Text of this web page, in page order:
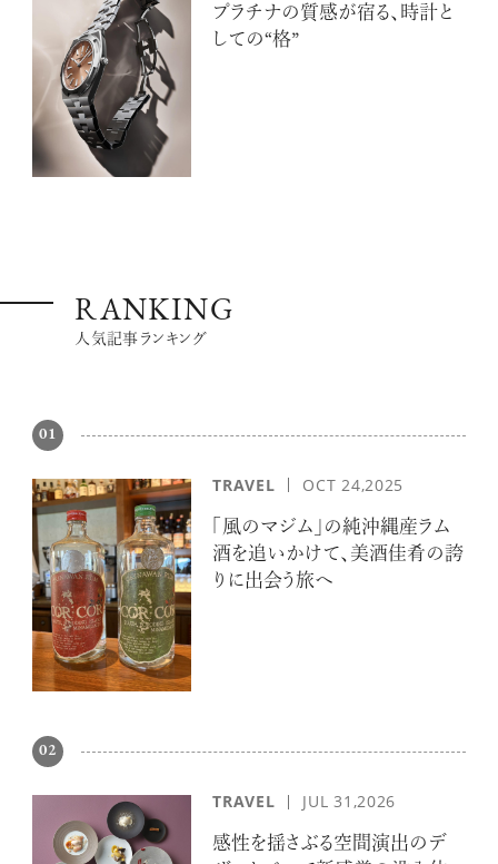
プラチナの質感が宿る、時計と
しての“格”
RANKING
人気記事ランキング
01
TRAVEL OCT 24,2025
「風のマジム」の純沖縄産ラム
酒を追いかけて、美酒佳肴の誇
りに出会う旅へ
02
TRAVEL JUL 31,2026
感性を揺さぶる空間演出のデ